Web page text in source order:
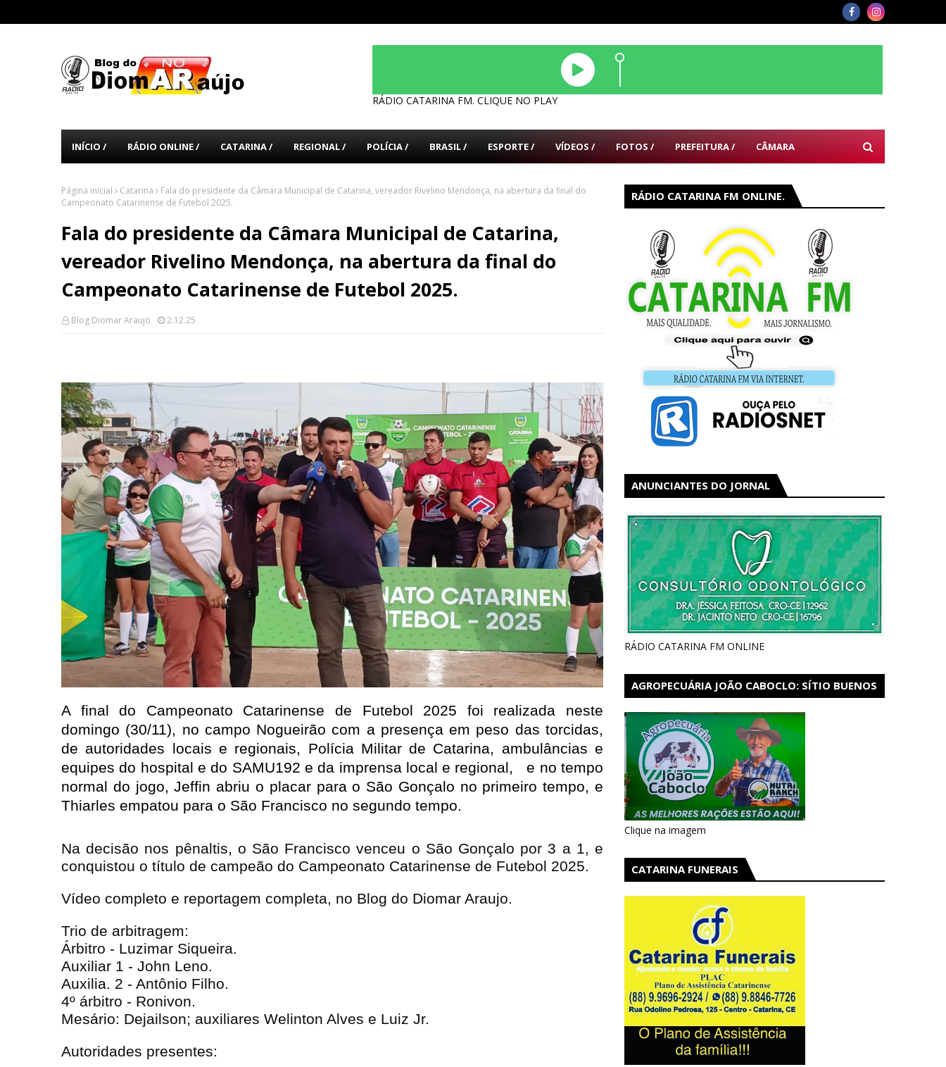
RÁDIO CATARINA FM. CLIQUE NO PLAY
INÍCIO / RÁDIO ONLINE / CATARINA / REGIONAL / POLÍCIA / BRASIL / ESPORTE / VÍDEOS / FOTOS / PREFEITURA / CÂMARA
Página inicial Catarina
Fala do presidente da Câmara Municipal de Catarina, vereador Rivelino Mendonça, na abertura da final do
Campeonato Catarinense de Futebol 2025.
Fala do presidente da Câmara Municipal de Catarina,
vereador Rivelino Mendonça, na abertura da final do
Campeonato Catarinense de Futebol 2025.
Blog Diomar Araujo 2.12.25
A final do Campeonato Catarinense de Futebol 2025 foi realizada neste
domingo (30/11), no campo Nogueirão com a presença em peso das torcidas,
de autoridades locais e regionais, Polícia Militar de Catarina, ambulâncias e
equipes do hospital e do SAMU192 e da imprensa local e regional, e no tempo
normal do jogo, Jeffin abriu o placar para o São Gonçalo no primeiro tempo, e
Thiarles empatou para o São Francisco no segundo tempo.
Na decisão nos pênaltis, o São Francisco venceu o São Gonçalo por 3 a 1, e
conquistou o título de campeão do Campeonato Catarinense de Futebol 2025.
Vídeo completo e reportagem completa, no Blog do Diomar Araujo.
Trio de arbitragem:
Árbitro - Luzimar Siqueira.
Auxiliar 1 - John Leno.
Auxilia. 2 - Antônio Filho.
4º árbitro - Ronivon.
Mesário: Dejailson; auxiliares Welinton Alves e Luiz Jr.
Autoridades presentes:
RÁDIO CATARINA FM ONLINE.
ANUNCIANTES DO JORNAL
RÁDIO CATARINA FM ONLINE
AGROPECUÁRIA JOÃO CABOCLO: SÍTIO BUENOS
Clique na imagem
CATARINA FUNERAIS